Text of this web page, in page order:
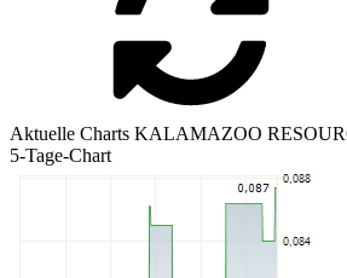
Aktuelle Charts KALAMAZOO
5-Tage-Chart